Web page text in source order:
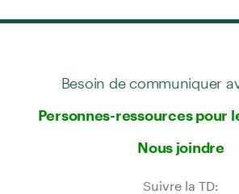
Besoin de communiquer
Personnes-ressources pour
Nous joindre
Suivre la TD: